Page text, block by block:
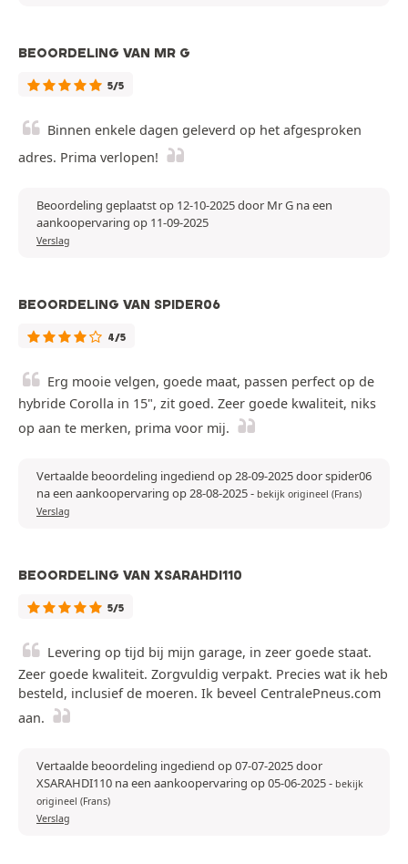
BEOORDELING VAN MR G
5/5
Binnen enkele dagen geleverd op het afgesproken
adres. Prima verlopen!
Beoordeling geplaatst op 12-10-2025 door Mr G na een
aankoopervaring op 11-09-2025
Verslag
BEOORDELING VAN SPIDER06
4/5
Erg mooie velgen, goede maat, passen perfect op de
hybride Corolla in 15", zit goed. Zeer goede kwaliteit, niks
op aan te merken, prima voor mij.
Vertaalde beoordeling ingediend op 28-09-2025 door spider06
na een aankoopervaring op 28-08-2025- bekijk origineel (Frans)
Verslag
BEOORDELING VAN XSARAHDI110
5/5
Levering op tijd bij mijn garage, in zeer goede staat.
Zeer goede kwaliteit. Zorgvuldig verpakt. Precies wat ik heb
besteld, inclusief de moeren. Ik beveel CentralePneus.com
aan.
Vertaalde beoordeling ingediend op 07-07-2025 door
XSARAHDI110 na een aankoopervaring op 05-06-2025- bekijk
origineel (Frans)
Verslag